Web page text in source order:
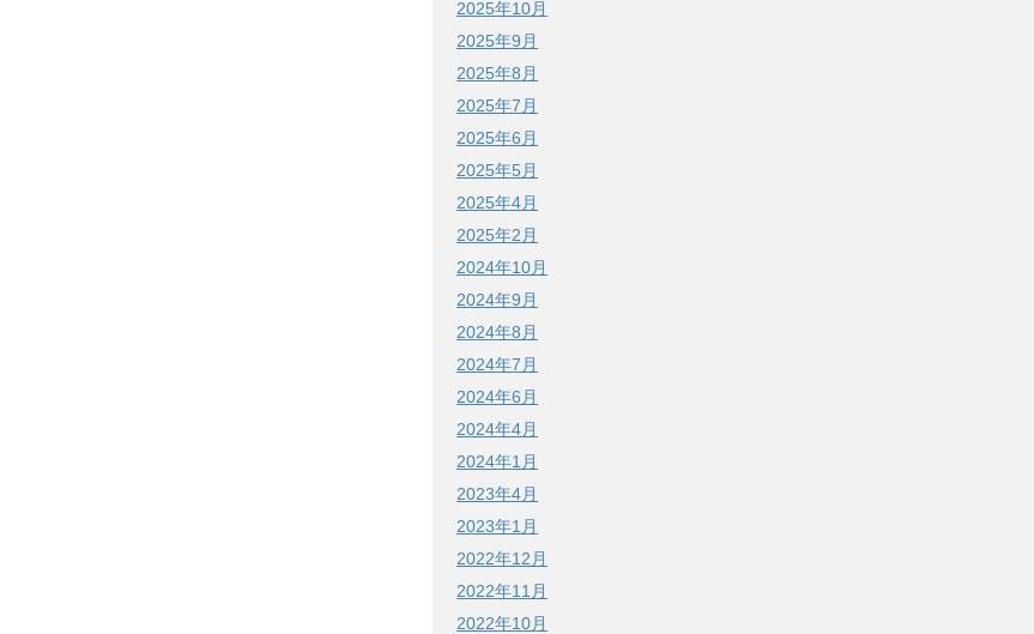
2025年10月
2025年9月
2025年8月
2025年7月
2025年6月
2025年5月
2025年4月
2025年2月
2024年10月
2024年9月
2024年8月
2024年7月
2024年6月
2024年4月
2024年1月
2023年4月
2023年1月
2022年12月
2022年11月
2022年10月